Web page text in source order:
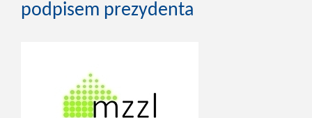
podpisem prezydenta